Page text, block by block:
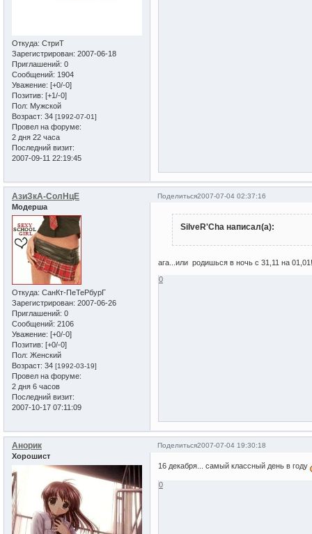
Откуда: СтриТ
Зарегистрирован: 2007-06-18
Приглашений: 0
Сообщений: 1904
Уважение: [+0/-0]
Позитив: [+1/-0]
Пол: Мужской
Возраст: 34 [1992-07-01]
Провел на форуме:
2 дня 22 часа
Последний визит:
2007-09-11 22:19:45
Поделиться2007-07-04 02:37:16
АзиЗкА-СолНцЕ
Модерша
Откуда: СанКт-ПеТеРбурГ
Зарегистрирован: 2007-06-26
Приглашений: 0
Сообщений: 2106
Уважение: [+0/-0]
Позитив: [+0/-0]
Пол: Женский
Возраст: 34 [1992-03-19]
Провел на форуме:
2 дня 6 часов
Последний визит:
2007-10-17 07:11:09
SilveR'Cha написал(а):
ага...или родишься в ночь с 31,11 на
0
Поделиться2007-07-04 19:30:18
Анорик
Хорошист
16 декабря... самый классный день в году
0